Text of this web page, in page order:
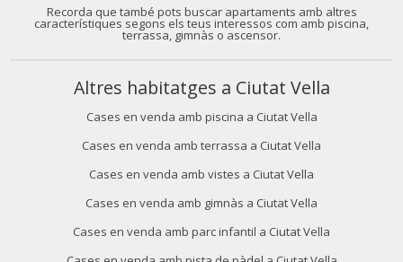
Recorda que també pots buscar apartaments amb altres
característiques segons els teus interessos com amb piscina,
terrassa, gimnàs o ascensor.
Altres habitatges a Ciutat Vella
Cases en venda amb piscina a Ciutat Vella
Cases en venda amb terrassa a Ciutat Vella
Cases en venda amb vistes a Ciutat Vella
Cases en venda amb gimnàs a Ciutat Vella
Cases en venda amb parc infantil a Ciutat Vella
Modificar cookies